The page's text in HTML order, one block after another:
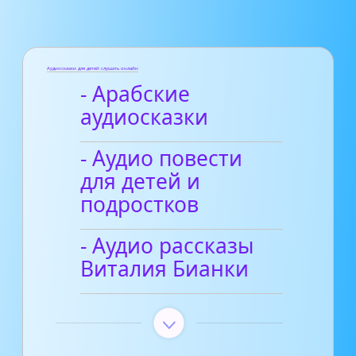
Аудиосказки для детей слушать онлайн
- Арабские
аудиосказки
- Аудио повести
для детей и
подростков
- Аудио рассказы
Виталия Бианки